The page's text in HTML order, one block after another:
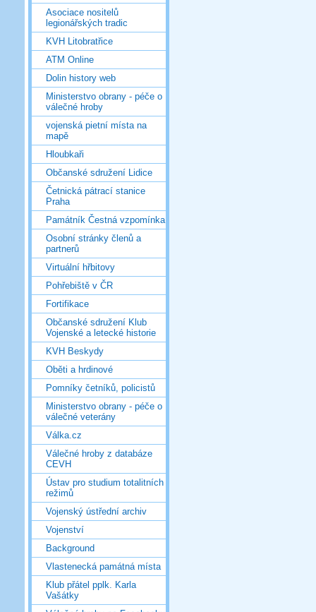
Asociace nositelů
legionářských tradic
KVH Litobratřice
ATM Online
Dolin history web
Ministerstvo obrany - péče o
válečné hroby
vojenská pietní místa na
mapě
Hloubkaři
Občanské sdružení Lidice
Četnická pátrací stanice
Praha
Památník Čestná vzpomínka
Osobní stránky členů a
partnerů
Virtuální hřbitovy
Pohřebiště v ČR
Fortifikace
Občanské sdružení Klub
Vojenské a letecké historie
KVH Beskydy
Oběti a hrdinové
Pomníky četníků, policistů
Ministerstvo obrany - péče o
válečné veterány
Válka.cz
Válečné hroby z databáze
CEVH
Ústav pro studium totalitních
režimů
Vojenský ústřední archiv
Vojenství
Background
Vlastenecká památná místa
Klub přátel pplk. Karla
Vašátky